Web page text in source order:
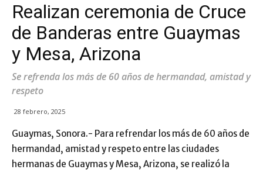
Realizan ceremonia de Cruce
de Banderas entre Guaymas
y Mesa, Arizona
Se refrenda los más de 60 años de hermandad, amistad y
respeto
28 febrero, 2025
Guaymas, Sonora.- Para refrendar los más de 60 años de
hermandad, amistad y respeto entre las ciudades
hermanas de Guaymas y Mesa, Arizona, se realizó la